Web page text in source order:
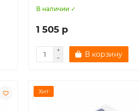
В наличии ✓
1 505 р
В корзину
Хит